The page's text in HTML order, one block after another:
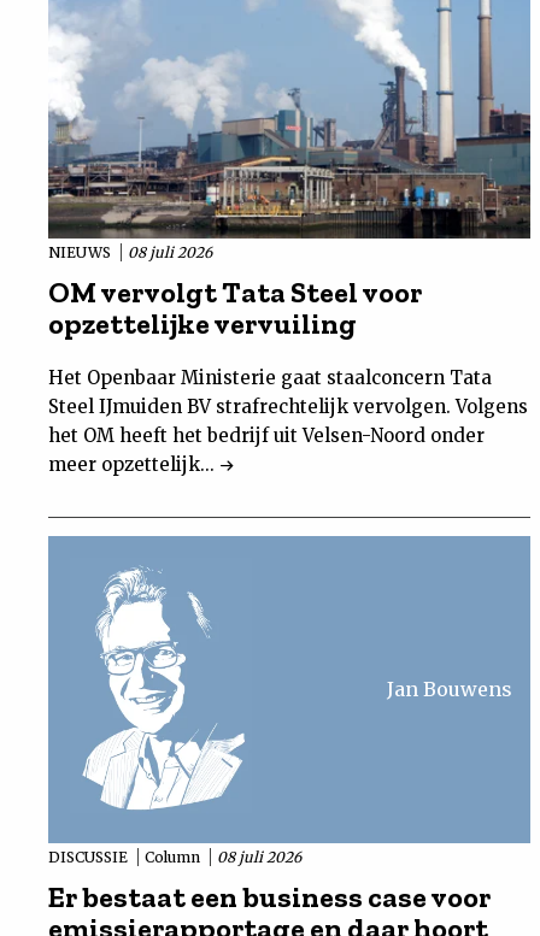
NIEUWS 08 juli 2026
OM vervolgt Tata Steel voor
opzettelijke vervuiling
Het Openbaar Ministerie gaat staalconcern Tata
Steel IJmuiden BV strafrechtelijk vervolgen. Volgens
het OM heeft het bedrijf uit Velsen-Noord onder
meer opzettelijk...
Jan Bouwens
DISCUSSIE Column 08 juli 2026
Er bestaat een business case voor
emissierapportage en daar hoort